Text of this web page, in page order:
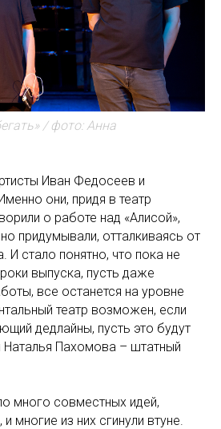
/ фото: Анна
Иван Федосеев и
они, придя в театр
о работе над «Алисой»,
придумывали, отталкиваясь от
И стало понятно, что пока не
выпуска, пусть даже
все останется на уровне
театр возможен, если
дедлайны, пусть это будут
Наталья Пахомова – штатный
много совместных идей,
многие из них сгинули втуне.